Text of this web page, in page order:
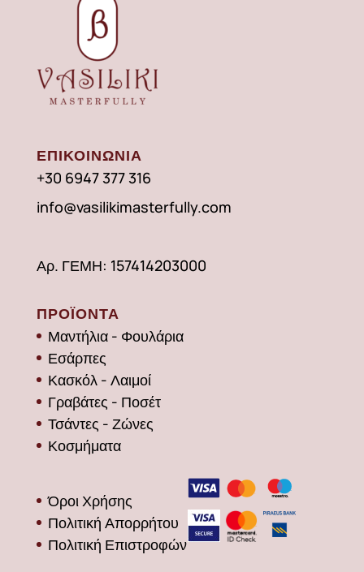
ΕΠΙΚΟΙΝΩΝΙΑ
+30 6947 377 316
info@vasilikimasterfully.com
Αρ. ΓΕΜΗ: 157414203000
ΠΡΟΪΟΝΤΑ
Μαντήλια - Φουλάρια
Εσάρπες
Κασκόλ - Λαιμοί
Γραβάτες - Ποσέτ
Τσάντες - Ζώνες
Κοσμήματα
Όροι Χρήσης
Πολιτική Απορρήτου
Πολιτική Επιστροφών